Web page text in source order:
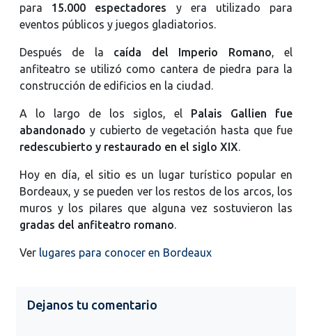
para 15.000 espectadores y era utilizado para
eventos públicos y juegos gladiatorios.
Después de la caída del Imperio Romano, el
anfiteatro se utilizó como cantera de piedra para la
construcción de edificios en la ciudad.
A lo largo de los siglos, el Palais Gallien fue
abandonado y cubierto de vegetación hasta que fue
redescubierto y restaurado en el siglo XIX.
Hoy en día, el sitio es un lugar turístico popular en
Bordeaux, y se pueden ver los restos de los arcos, los
muros y los pilares que alguna vez sostuvieron las
gradas del anfiteatro romano.
Ver lugares para conocer en Bordeaux
Dejanos tu comentario